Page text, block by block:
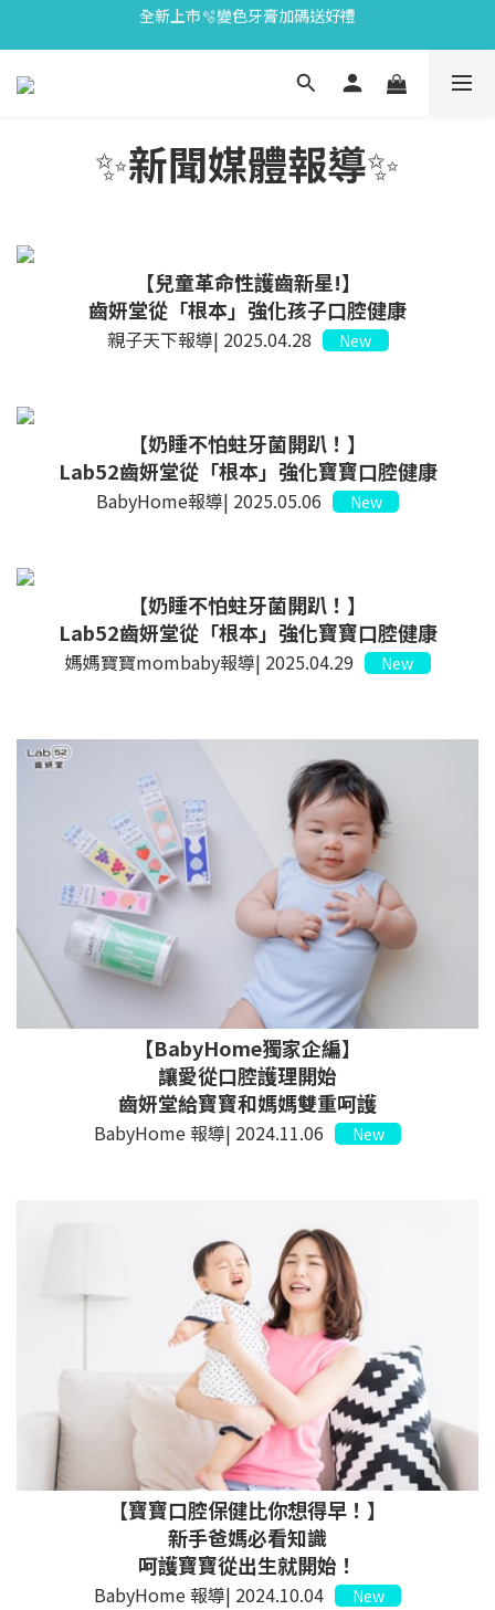
會員限定🎁點數兌換好禮
會員限定🎁點數兌換好禮
全新上市🫧變色牙膏加碼送好禮
✨新聞媒體報導✨
【兒童革命性護齒新星!】
齒妍堂從「根本」強化孩子口腔健康
親子天下報導| 2025.04.28 New
【奶睡不怕蛀牙菌開趴！ 】
Lab52齒妍堂從「根本」強化寶寶口腔健康
BabyHome報導| 2025.05.06 New
【奶睡不怕蛀牙菌開趴！ 】
Lab52齒妍堂從「根本」強化寶寶口腔健康
媽媽寶寶mombaby報導| 2025.04.29 New
【BabyHome獨家企編】
讓愛從口腔護理開始
齒妍堂給寶寶和媽媽雙重呵護
BabyHome 報導| 2024.11.06 New
【寶寶口腔保健比你想得早！】
新手爸媽必看知識
呵護寶寶從出生就開始！
BabyHome 報導| 2024.10.04 New